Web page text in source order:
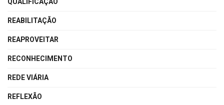
REABILITAÇÃO
REAPROVEITAR
RECONHECIMENTO
REDE VIÁRIA
REFLEXÃO